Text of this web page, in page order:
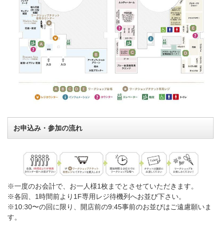
お申込み・参加の流れ
※一度のお会計で、お一人様1枚までとさせていただきます。
※各回、1時間前より1F専用レジ待機列へお並び下さい。
※10:30〜の回に限り、開店前の9:45事前のお並びはご遠慮願いま
す。